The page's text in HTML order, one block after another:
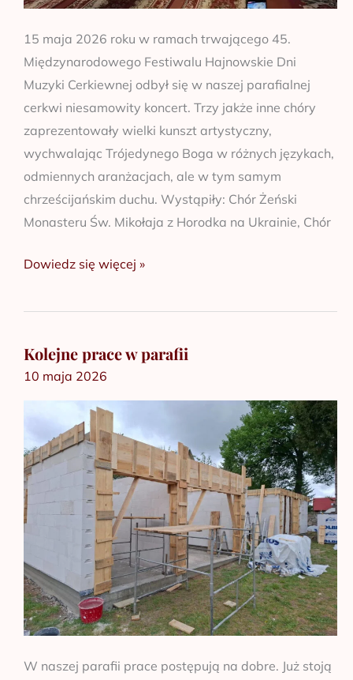
15 maja 2026 roku w ramach trwającego 45.
Międzynarodowego Festiwalu Hajnowskie Dni
Muzyki Cerkiewnej odbył się w naszej parafialnej
cerkwi niesamowity koncert. Trzy jakże inne chóry
zaprezentowały wielki kunszt artystyczny,
wychwalając Trójedynego Boga w różnych językach,
odmiennych aranżacjach, ale w tym samym
chrześcijańskim duchu. Wystąpiły: Chór Żeński
Monasteru Św. Mikołaja z Horodka na Ukrainie, Chór
Dowiedz się więcej »
Kolejne prace w parafii
10 maja 2026
W naszej parafii prace postępują na dobre. Już stoją
Kolejne
prace
w
parafii